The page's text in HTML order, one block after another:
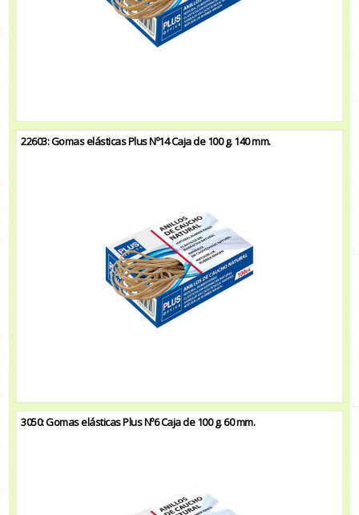
22603: Gomas elásticas Plus Nº14 Caja de 100 g. 140 mm.
3050: Gomas elásticas Plus Nº6 Caja de 100 g. 60 mm.